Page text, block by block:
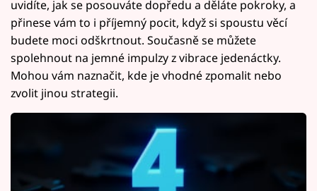
uvidíte, jak se posouváte dopředu a děláte pokroky, a
přinese vám to i příjemný pocit, když si spoustu věcí
budete moci odškrtnout. Současně se můžete
spolehnout na jemné impulzy z vibrace jedenáctky.
Mohou vám naznačit, kde je vhodné zpomalit nebo
zvolit jinou strategii.